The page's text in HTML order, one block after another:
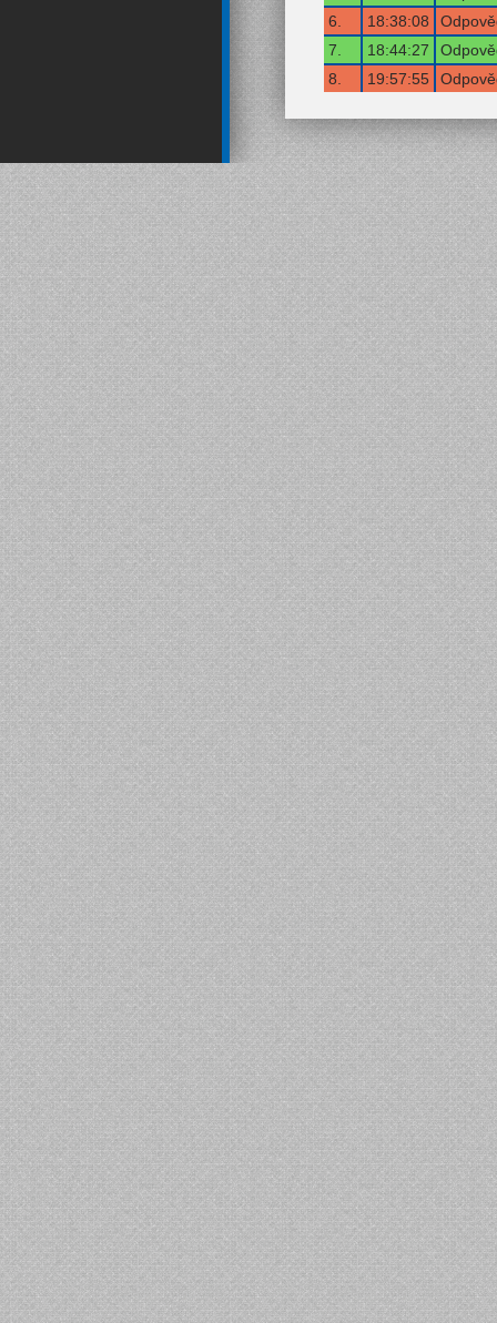
6.
18:38:08
7.
18:44:27
8.
19:57:55